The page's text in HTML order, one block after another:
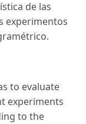
de las
experimentos
to evaluate
experiments
to the